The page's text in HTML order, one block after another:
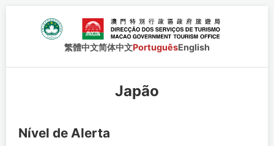
繁體中文简体中文PortuguêsEnglish
Japão
Nível de Alerta